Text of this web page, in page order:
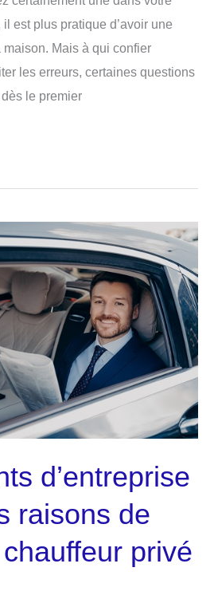
est plus pratique d’avoir une
Mais à qui confier
les erreurs, certaines questions
le premier
d’entreprise
raisons de
privé